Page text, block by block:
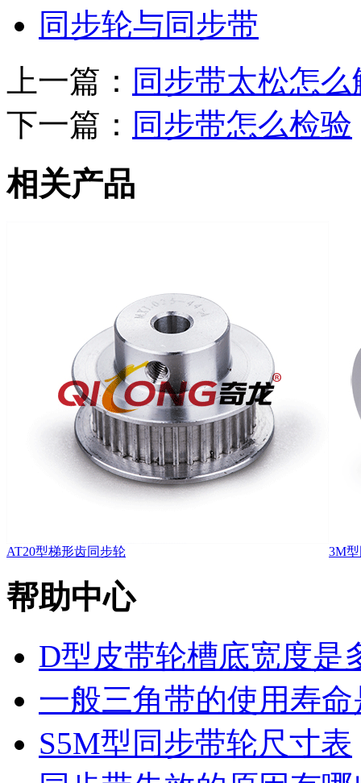
同步轮与同步带
上一篇： 同步带太松怎么
下一篇： 同步带怎么检验
相关产品
AT20型梯形齿同步轮 3M
帮助中心
D型皮带轮槽底宽度是
一般三角带的使用寿命
S5M型同步带轮尺寸表